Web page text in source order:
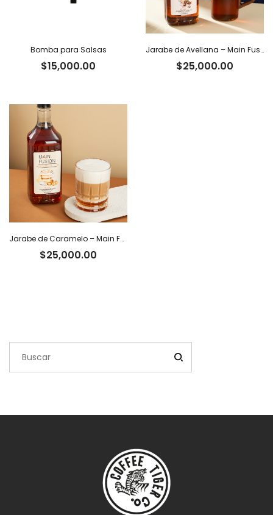
Bomba para Salsas
$15,000.00
Jarabe de Avellana – Main Fusion
$25,000.00
Jarabe de Caramelo – Main Fusion
$25,000.00